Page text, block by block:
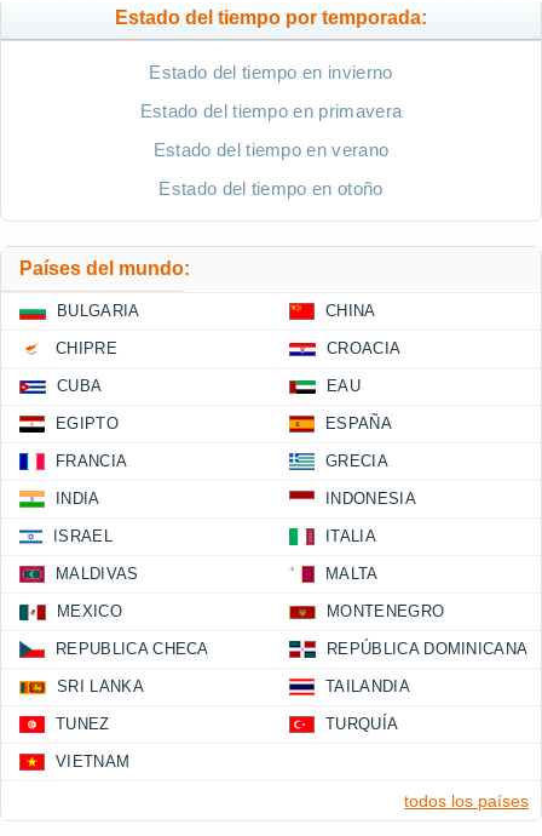
Estado del tiempo por temporada:
Estado del tiempo en invierno
Estado del tiempo en primavera
Estado del tiempo en verano
Estado del tiempo en otoño
Países del mundo:
BULGARIA CHINA
CHIPRE CROACIA
CUBA EAU
EGIPTO ESPAÑA
FRANCIA GRECIA
INDIA INDONESIA
ISRAEL ITALIA
MALDIVAS MALTA
MEXICO MONTENEGRO
REPUBLICA CHECA REPÚBLICA DOMINICANA
SRI LANKA TAILANDIA
TUNEZ TURQUÍA
VIETNAM
todos los países